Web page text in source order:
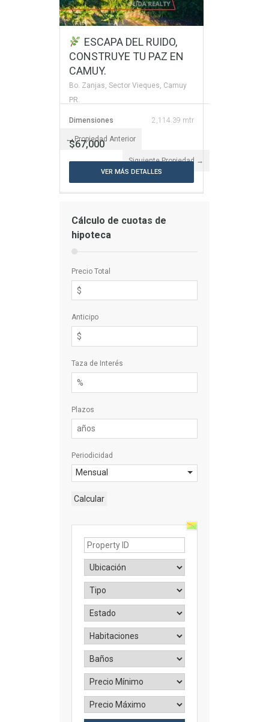
ESCAPA DEL RUIDO,
CONSTRUYE TU PAZ EN
CAMUY.
Bo. Zanjas, Sector Vieques, Camuy
PR.
Dimensiones 2,114.39 mtr
$67,000
VER MÁS DETALLES
← Propiedad Anterior
Siguiente Propiedad →
Cálculo de cuotas de
hipoteca
Precio Total
Anticipo
Taza de Interés
Plazos
Periodicidad